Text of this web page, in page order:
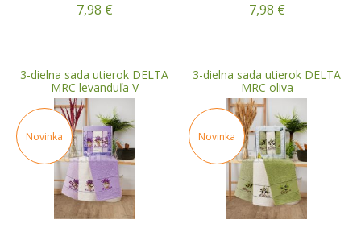
7,98 € 7,98 €
3-dielna sada utierok DELTA
MRC levanduľa V
Novinka
3-dielna sada utierok DELTA
MRC oliva
Novinka